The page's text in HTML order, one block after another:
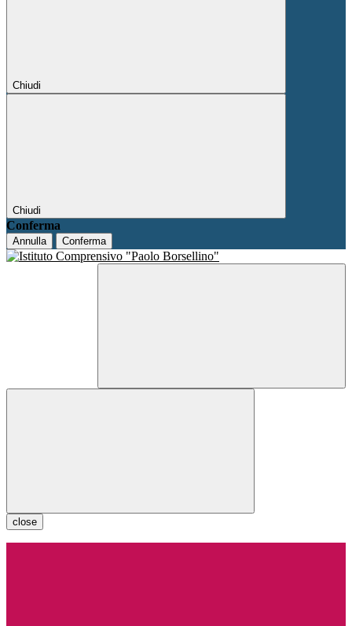
Chiudi
Chiudi
Conferma
Annulla Conferma
close